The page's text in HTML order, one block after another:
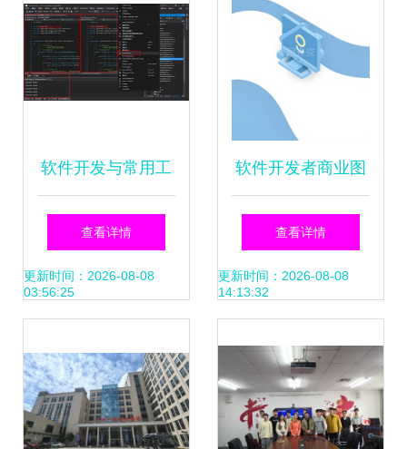
软件开发与常用工
具清单
查看详情
更新时间：2026-08-08
03:56:25
软件开发者商业图
标设计要素与价值
体现
查看详情
更新时间：2026-08-08
14:13:32